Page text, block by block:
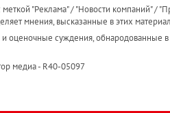
"Реклама" / "Новости компаний" /
мнения, высказанные в этих
оценочные суждения, обнародованные
медиа - R40-05097